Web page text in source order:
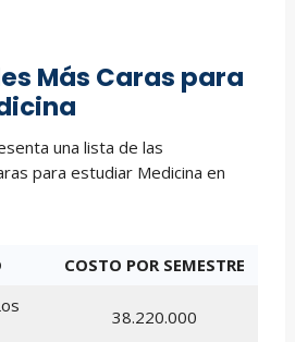
Más Caras para
una lista de las
para estudiar Medicina en
COSTO POR SEMESTRE
38.220.000